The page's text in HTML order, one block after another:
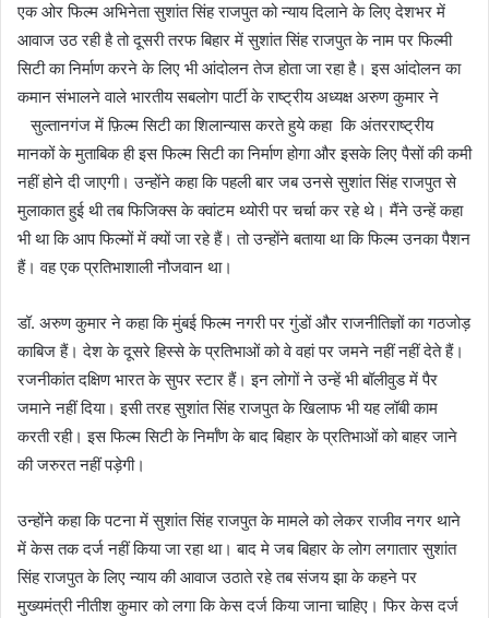
एक ओर फिल्म अभिनेता सुशांत सिंह राजपुत को न्याय दिलाने के लिए देशभर में
आवाज उठ रही है तो दूसरी तरफ बिहार में सुशांत सिंह राजपुत के नाम पर फिल्मी
सिटी का निर्माण करने के लिए भी आंदोलन तेज होता जा रहा है। इस आंदोलन का
कमान संभालने वाले भारतीय सबलोग पार्टी के राष्ट्रीय अध्यक्ष अरुण कुमार ने
सुल्तानगंज में फ़िल्म सिटी का शिलान्यास करते हुये कहा कि अंतरराष्ट्रीय
मानकों के मुताबिक ही इस फिल्म सिटी का निर्माण होगा और इसके लिए पैसों की कमी
नहीं होने दी जाएगी। उन्होंने कहा कि पहली बार जब उनसे सुशांत सिंह राजपुत से
मुलाकात हुई थी तब फिजिक्स के क्वांटम थ्योरी पर चर्चा कर रहे थे। मैंने उन्हें कहा
भी था कि आप फिल्मों में क्यों जा रहे हैं। तो उन्होंने बताया था कि फिल्म उनका पैशन
हैं। वह एक प्रतिभाशाली नौजवान था।
डॉ. अरुण कुमार ने कहा कि मुंबई फिल्म नगरी पर गुंडों और राजनीतिज्ञों का गठजोड़
काबिज हैं। देश के दूसरे हिस्से के प्रतिभाओं को वे वहां पर जमने नहीं नहीं देते हैं।
रजनीकांत दक्षिण भारत के सुपर स्टार हैं। इन लोगों ने उन्हें भी बॉलीवुड में पैर
जमाने नहीं दिया। इसी तरह सुशांत सिंह राजपुत के खिलाफ भी यह लॉबी काम
करती रही। इस फिल्म सिटी के निर्माँण के बाद बिहार के प्रतिभाओं को बाहर जाने
की जरुरत नहीं पड़ेगी।
उन्होंने कहा कि पटना में सुशांत सिंह राजपुत के मामले को लेकर राजीव नगर थाने
में केस तक दर्ज नहीं किया जा रहा था। बाद मे जब बिहार के लोग लगातार सुशांत
सिंह राजपुत के लिए न्याय की आवाज उठाते रहे तब संजय झा के कहने पर
मुख्यमंत्री नीतीश कुमार को लगा कि केस दर्ज किया जाना चाहिए। फिर केस दर्ज